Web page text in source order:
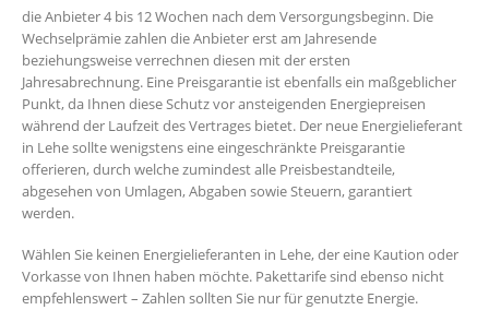
die Anbieter 4 bis 12 Wochen nach dem Versorgungsbeginn. Die
Wechselprämie zahlen die Anbieter erst am Jahresende
beziehungsweise verrechnen diesen mit der ersten
Jahresabrechnung. Eine Preisgarantie ist ebenfalls ein maßgeblicher
Punkt, da Ihnen diese Schutz vor ansteigenden Energiepreisen
während der Laufzeit des Vertrages bietet. Der neue Energielieferant
in Lehe sollte wenigstens eine eingeschränkte Preisgarantie
offerieren, durch welche zumindest alle Preisbestandteile,
abgesehen von Umlagen, Abgaben sowie Steuern, garantiert
werden.
Wählen Sie keinen Energielieferanten in Lehe, der eine Kaution oder
Vorkasse von Ihnen haben möchte. Pakettarife sind ebenso nicht
empfehlenswert – Zahlen sollten Sie nur für genutzte Energie.